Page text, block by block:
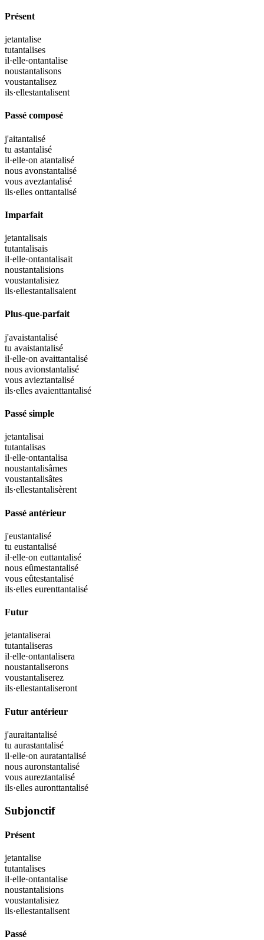
Présent
jetantalise
tutantalises
il·elle·ontantalise
noustantalisons
voustantalisez
ils·ellestantalisent
Passé composé
j'aitantalisé
tu astantalisé
il·elle·on atantalisé
nous avonstantalisé
vous aveztantalisé
ils·elles onttantalisé
Imparfait
jetantalisais
tutantalisais
il·elle·ontantalisait
noustantalisions
voustantalisiez
ils·ellestantalisaient
Plus-que-parfait
j'avaistantalisé
tu avaistantalisé
il·elle·on avaittantalisé
nous avionstantalisé
vous avieztantalisé
ils·elles avaienttantalisé
Passé simple
jetantalisai
tutantalisas
il·elle·ontantalisa
noustantalisâmes
voustantalisâtes
ils·ellestantalisèrent
Passé antérieur
j'eustantalisé
tu eustantalisé
il·elle·on euttantalisé
nous eûmestantalisé
vous eûtestantalisé
ils·elles eurenttantalisé
Futur
jetantaliserai
tutantaliseras
il·elle·ontantalisera
noustantaliserons
voustantaliserez
ils·ellestantaliseront
Futur antérieur
j'auraitantalisé
tu aurastantalisé
il·elle·on auratantalisé
nous auronstantalisé
vous aureztantalisé
ils·elles auronttantalisé
Subjonctif
Présent
jetantalise
tutantalises
il·elle·ontantalise
noustantalisions
voustantalisiez
ils·ellestantalisent
Passé